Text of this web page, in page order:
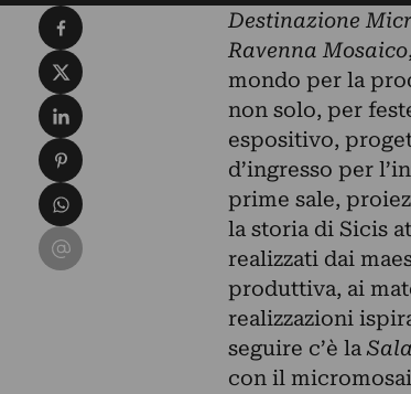
Destinazione
Ravenna Mosaico
mondo per la
non solo, per
espositivo,
d’ingresso per
prime sale,
la storia di Sicis
realizzati dai
produttiva, ai
realizzazioni
seguire c’è la
con il
Condividi su Facebook
Condividi su X
Condividi su LinkedIn
Condividi su Pinterest
Condividi su WhatsApp
Condividi su Email